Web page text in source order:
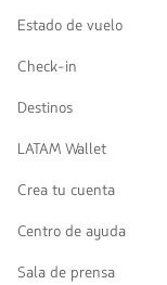
Estado de vuelo
Check-in
Destinos
LATAM Wallet
Crea tu cuenta
Centro de ayuda
Sala de prensa